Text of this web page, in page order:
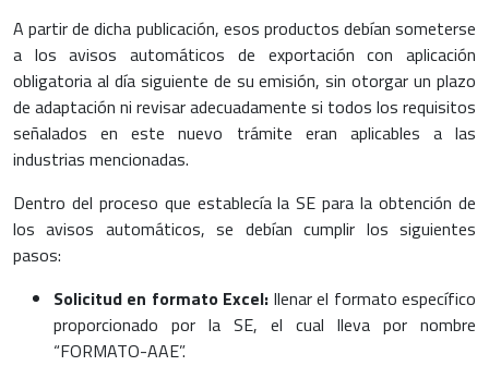
A partir de dicha publicación, esos productos debían someterse
a los avisos automáticos de exportación con aplicación
obligatoria al día siguiente de su emisión, sin otorgar un plazo
de adaptación ni revisar adecuadamente si todos los requisitos
señalados en este nuevo trámite eran aplicables a las
industrias mencionadas.
Dentro del proceso que establecía la SE para la obtención de
los avisos automáticos, se debían cumplir los siguientes
pasos:
Solicitud en formato Excel: llenar el formato específico
proporcionado por la SE, el cual lleva por nombre
“FORMATO-AAE”.